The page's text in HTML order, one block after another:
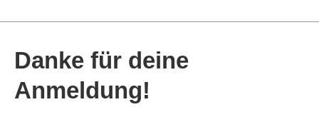
Danke für deine
Anmeldung!